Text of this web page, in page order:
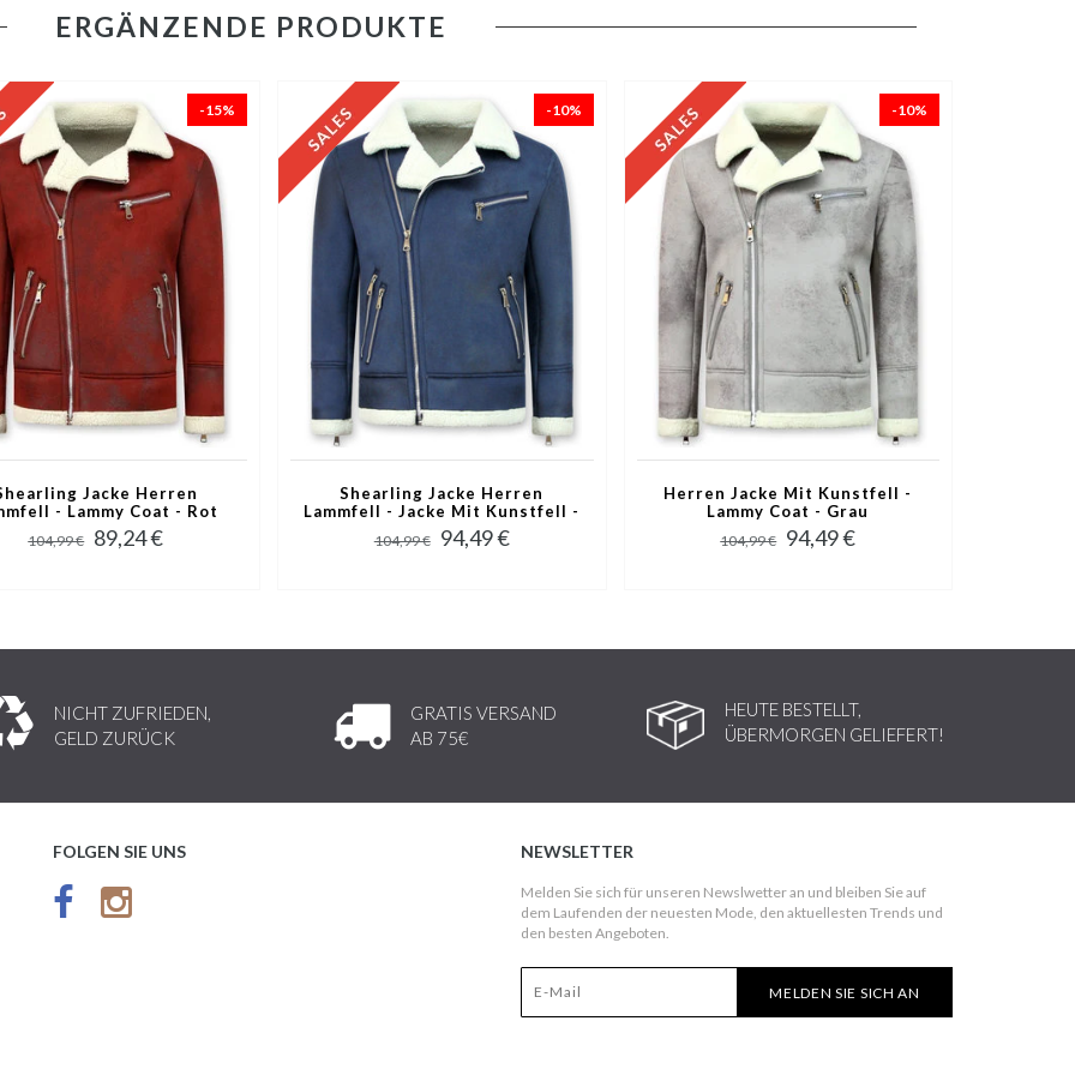
ERGÄNZENDE PRODUKTE
-15%
Jacke Herren
- Lammy Coat - Rot
104,99 € 89,24 €
-10%
Shearling Jacke Herren
Lammfell - Jacke Mit Kunstfell -
Blau
104,99 € 94,49 €
-10%
Herren Jacke Mit Kunstfell -
Lammy Coat - Grau
104,99 € 94,49 €
NICHT ZUFRIEDEN,
GELD ZURÜCK
GRATIS VERSAND
AB 75€
HEUTE BESTELLT,
ÜBERMORGEN GELIEFERT!
FOLGEN SIE UNS NEWSLETTER
Melden Sie sich für unseren Newslwetter an und bleiben Sie auf
dem Laufenden der neuesten Mode, den aktuellesten Trends und
den besten Angeboten.
MELDEN SIE SICH AN